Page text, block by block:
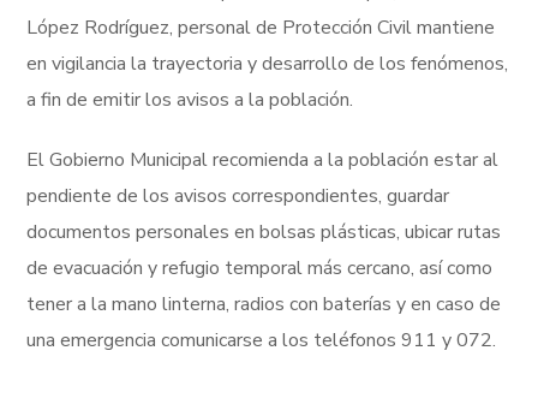
López Rodríguez, personal de Protección Civil mantiene
en vigilancia la trayectoria y desarrollo de los fenómenos,
a fin de emitir los avisos a la población.
El Gobierno Municipal recomienda a la población estar al
pendiente de los avisos correspondientes, guardar
documentos personales en bolsas plásticas, ubicar rutas
de evacuación y refugio temporal más cercano, así como
tener a la mano linterna, radios con baterías y en caso de
una emergencia comunicarse a los teléfonos 911 y 072.